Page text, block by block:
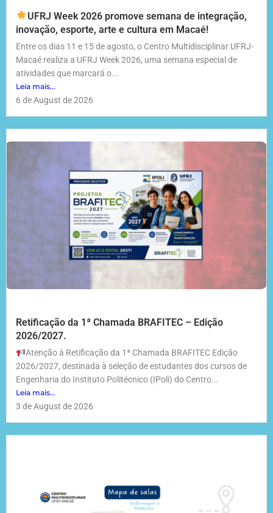
UFRJ Week 2026 promove semana de integração,
inovação, esporte, arte e cultura em Macaé!
Entre os dias 11 e 15 de agosto, o Centro Multidisciplinar UFRJ-
Macaé realiza a UFRJ Week 2026, uma semana especial de
atividades que marcará o...
Leia mais...
6 de August de 2026
Retificação da 1ª Chamada BRAFITEC – Edição
2026/2027.
Atenção à Retificação da 1ª Chamada BRAFITEC Edição
2026/2027, destinada à seleção de estudantes dos cursos de
Engenharia do Instituto Politécnico (IPoli) do Centro...
Leia mais...
3 de August de 2026